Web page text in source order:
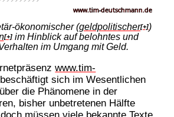
ökonomischer (geldpolitischer[+])
[+]im Hinblick auf belohntes und
im Umgang mit Geld.
www.tim-
beschäftigt sich im Wesentlichen
die Phänomene in der
bisher unbetretenen Hälfte